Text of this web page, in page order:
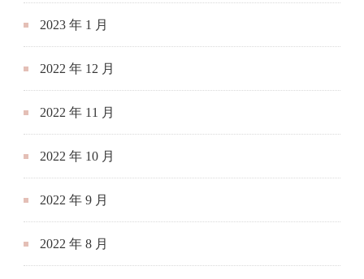
2023 年 1 月
2022 年 12 月
2022 年 11 月
2022 年 10 月
2022 年 9 月
2022 年 8 月